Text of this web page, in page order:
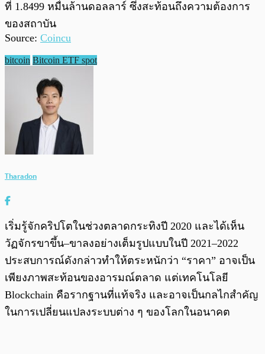
ที่ 1.8499 หมื่นล้านดอลลาร์ ซึ่งสะท้อนถึงความต้องการ
ของสถาบัน
Source: Coincu
bitcoin Bitcoin ETF spot
Tharadon
เริ่มรู้จักคริปโตในช่วงตลาดกระทิงปี 2020 และได้เห็น
วัฏจักรขาขึ้น–ขาลงอย่างเต็มรูปแบบในปี 2021–2022
ประสบการณ์ดังกล่าวทำให้ตระหนักว่า “ราคา” อาจเป็น
เพียงภาพสะท้อนของอารมณ์ตลาด แต่เทคโนโลยี
Blockchain คือรากฐานที่แท้จริง และอาจเป็นกลไกสำคัญ
ในการเปลี่ยนแปลงระบบต่าง ๆ ของโลกในอนาคต